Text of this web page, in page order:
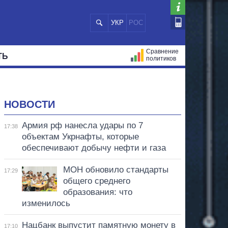
УКР РОС
Сравнение
политиков
НОВОСТИ
17:38
Армия рф нанесла удары по 7
объектам Укрнафты, которые
обеспечивают добычу нефти и газа
17:29
МОН обновило стандарты
общего среднего
образования: что
изменилось
17:10
Нацбанк выпустит памятную монету в